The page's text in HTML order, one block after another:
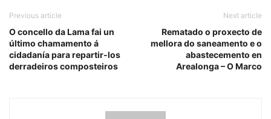
Previous article
O concello da Lama fai un
último chamamento á
cidadanía para repartir-los
derradeiros composteiros
Next article
Rematado o proxecto de
mellora do saneamento e o
abastecemento en
Arealonga – O Marco